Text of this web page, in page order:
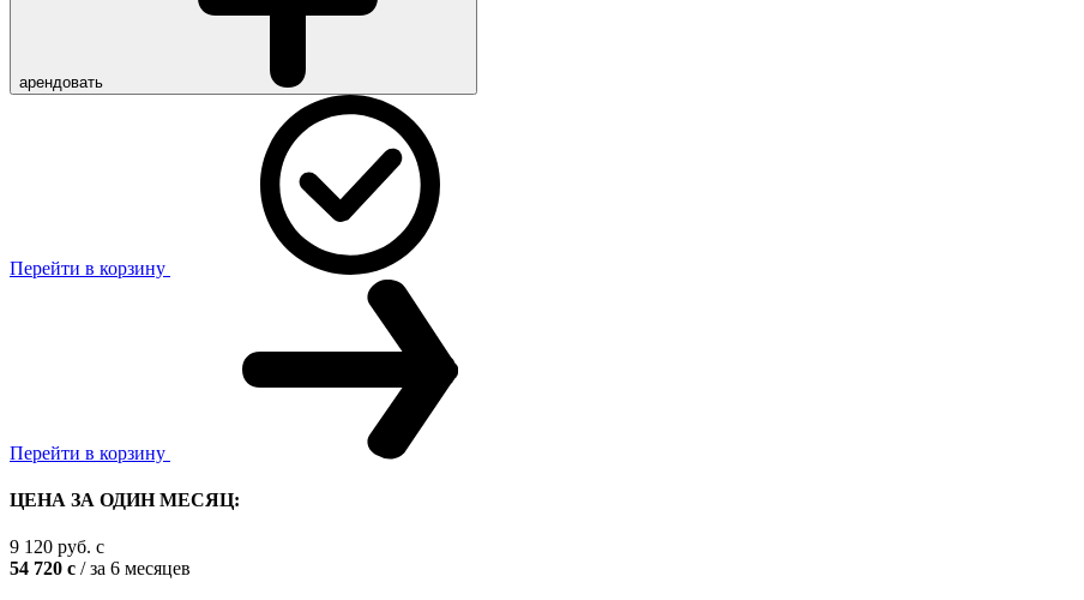
арендовать
Перейти в корзину
Перейти в корзину
ЦЕНА ЗА ОДИН МЕСЯЦ:
9 120 руб. c
54 720 c / за 6 месяцев